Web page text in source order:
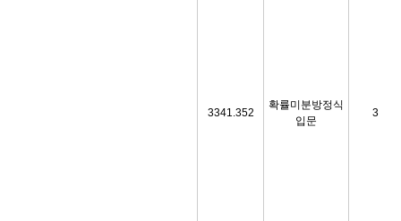
3341.352
확률미분방정식
입문
3